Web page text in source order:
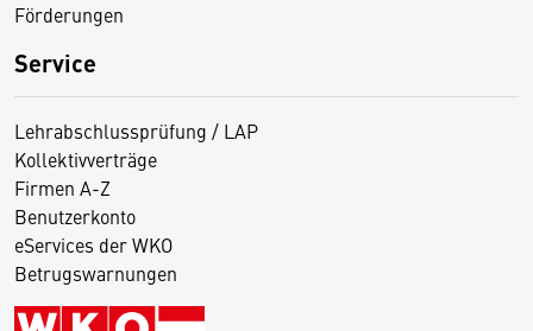
Förderungen
Service
Lehrabschlussprüfung / LAP
Kollektivverträge
Firmen A-Z
Benutzerkonto
eServices der WKO
Betrugswarnungen